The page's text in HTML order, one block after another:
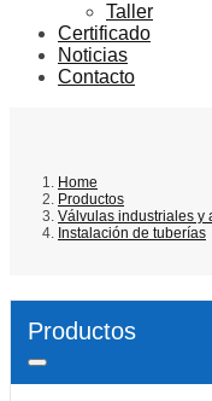
Taller
Certificado
Noticias
Contacto
Home
Productos
Válvulas industriales y
Instalación de tuberías
Productos